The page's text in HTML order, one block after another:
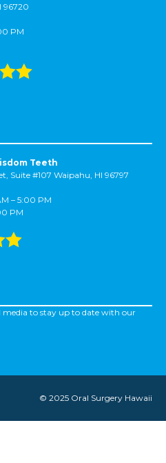
96720
PM
Teeth
Suite #107 Waipahu, HI 96797
– 5:00 PM
PM
media to stay up to date with our
© 2025 Oral Surgery Hawaii